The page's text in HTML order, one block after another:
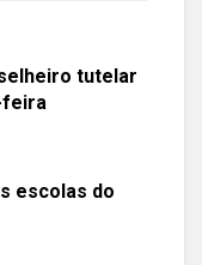
tutelar
feira
escolas do